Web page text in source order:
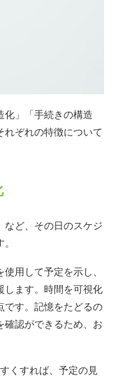
化」「手続きの構造
れぞれの特徴について
など、その日のスケジ
用して予定を示し、
します。時間を可視化
です。記憶をたどるの
確認ができるため、お
くすれば、予定の見